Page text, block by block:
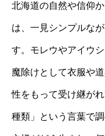
北海道の自然や信仰
は、一見シンプルな
す。モレウやアイウ
魔除けとして衣服や
性をもって受け継が
種類」という言葉で